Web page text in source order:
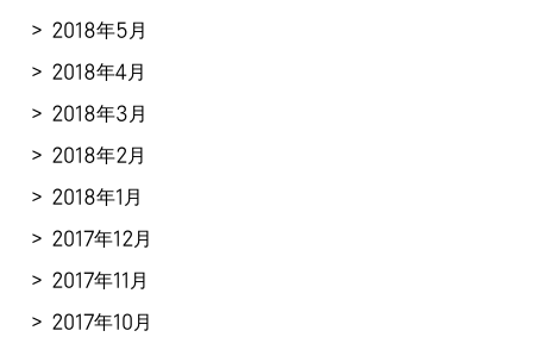
2018年5月
2018年4月
2018年3月
2018年2月
2018年1月
2017年12月
2017年11月
2017年10月